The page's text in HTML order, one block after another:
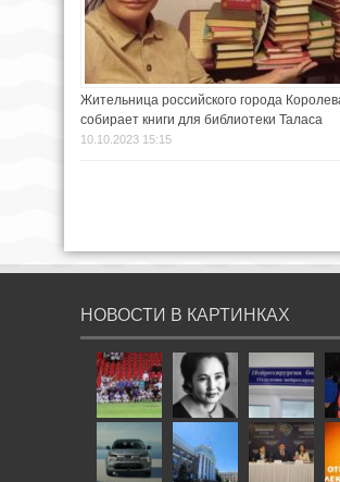
Жительница российского города
собирает книги для библиотеки Таласа
10.10.2023 15:15
НОВОСТИ В КАРТИНКАХ